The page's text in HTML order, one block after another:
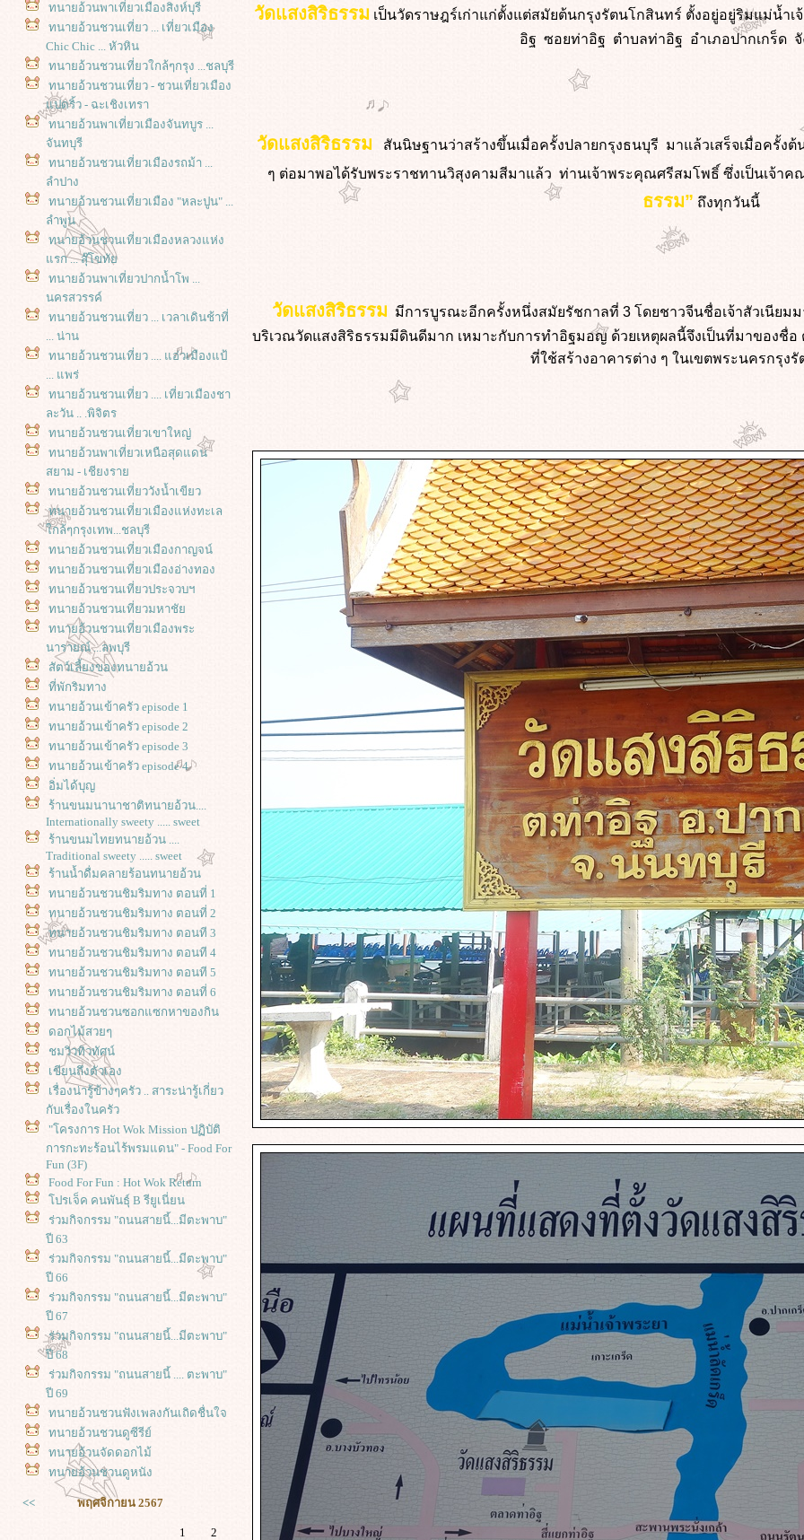
ทนายอ้วนพาเที่ยวเมืองสิงห์บุรี
ทนายอ้วนชวนเที่ยว ... เที่ยวเมือง
Chic Chic ... หัวหิน
ทนายอ้วนชวนเที่ยวใกล้ๆกรุง ...ชลบุรี
ทนายอ้วนชวนเที่ยว - ชวนเที่ยวเมือง
ปดริ้ว - ฉะเชิงเทรา
ทนายอ้วนพาเที่ยวเมืองจันทบูร ...
จันทบุรี
ทนายอ้วนชวนเที่ยวเมืองรถม้า ...
ลำปาง
ทนายอ้วนชวนเที่ยวเมือง "หละปูน" ...
ลำพูน
ทนายอ้วนชวนเที่ยวเมืองหลวงแห่ง
รก ... สุ๊โขทั
ทนายอ้วนพาเที่ยวปากน้ำโพ ...
นครสวรรค์
ทนายอ้วนชวนเที่ยว ... เวลาเดินช้าที่
... น่าน
ทนายอ้วนชวนเที่ยว .... แอ่วเมืองแป้
... แพร่
ทนายอ้วนชวนเที่ยว .... เที่ยวเมืองชา
ละวัน .. .พิจิตร
ทนายอ้วนชวนเที่ยวเขาใหญ่
ทนายอ้วนพาเที่ยวเหนือสุดแดน
สยาม - เชียงรา
ทนายอ้วนชวนเที่ยววังน้ำเขียว
ทนายอ้วนชวนเที่ยวเมืองแห่งทะเล
กล้ๆกรุงเทพ...ชลบุรี
ทนายอ้วนชวนเที่ยวเมืองกาญจน์
ทนายอ้วนชวนเที่ยวเมืองอ่างทอง
ทนายอ้วนชวนเที่ยวประจวบฯ
ทนายอ้วนชวนเที่ยวมหาชั
ทนายอ้วนชวนเที่ยวเมืองพระ
นารายณ์ ...ลพบุรี
สัตว์เลี้ยงของทนายอ้วน
ที่พักริมทาง
ทนายอ้วนเข้าครัว episode 1
ทนายอ้วนเข้าครัว episode 2
ทนายอ้วนเข้าครัว episode 3
ทนายอ้วนเข้าครัว episode 4
อิ่มได้บุญ
ร้านขนมนานาชาติทนายอ้วน....
Internationally sweety ..... sweet
ร้านขนมไทยทนายอ้วน ....
Traditional sweety ..... sweet
ร้านน้ำดื่มคลายร้อนทนายอ้วน
ทนายอ้วนชวนชิมริมทาง ตอนที่ 1
ทนายอ้วนชวนชิมริมทาง ตอนที่ 2
ทนายอ้วนชวนชิมริมทาง ตอนที 3
ทนายอ้วนชวนชิมริมทาง ตอนที 4
ทนายอ้วนชวนชิมริมทาง ตอนที 5
ทนายอ้วนชวนชิมริมทาง ตอนที่ 6
ทนายอ้วนชวนซอกแซกหาของกิน
ดอกไม้สวยๆ
ชมวิวทิวทัศน์
เขียนถึงตัวเอง
เรื่องน่ารู้ข้างๆครัว .. สาระน่ารู้เกี่ยว
กับเรื่องในครัว
"โครงการ Hot Wok Mission ปฏิบัติ
การกะทะร้อนไร้พรมแดน" - Food For
Fun (3F)
Food For Fun : Hot Wok Return
ปรเจ็ค คนพันธุ์ B รียูเนี่ยน
ร่วมกิจกรรม "ถนนสายนี้...มีตะพาบ"
ปี 63
ร่วมกิจกรรม "ถนนสายนี้...มีตะพาบ"
ปี 66
ร่วมกิจกรรม "ถนนสายนี้...มีตะพาบ"
ปี 67
ร่วมกิจกรรม "ถนนสายนี้...มีตะพาบ"
ปี 68
ร่วมกิจกรรม "ถนนสายนี้ .... ตะพาบ"
ปี 69
ทนายอ้วนชวนฟังเพลงกันเถิดชื่นใจ
ทนายอ้วนชวนดูซีรีย์
ทนายอ้วนจัดดอกไม้
ทนายอ้วนชวนดูหนัง
<< พฤศจิกายน 2567
1
2
วัดแสงสิริธรรม เป็นวัดราษฎร์เก่าแก่ตั้งแต่สมัยต้นกรุงรัตนโกสินทร์ ตั้งอยู่อยู่ริมแม่น้ำเ
อิฐ ซอยท่าอิฐ ตำบลท่าอิฐ อำเภอปากเกร็ด
วัดแสงสิริธรรม สันนิษฐานว่าสร้างขึ้นเมื่อครั้งปลายกรุงธนบุรี มาแล้วเสร็จเมื่อครั้ง
ๆ ต่อมาพอได้รับพระราชทานวิสุงคามสีมาแล้ว ท่านเจ้าพระคุณศรีสมโพธิ์ ซึ่งเป็นเจ้า
ธรรม” ถึงทุกวันนี้
วัดแสงสิริธรรม มีการบูรณะอีกครั้งหนึ่งสมัยรัชกาลที่ 3 โดยชาวจีนชื่อเจ้าสัวเนียม
บริเวณวัดแสงสิริธรรมมีดินดีมาก เหมาะกับการทำอิฐมอญ ด้วยเหตุผลนี้จึงเป็นที่มาของชื่
ที่ใช้สร้างอาคารต่าง ๆ ในเขตพระนครกรุง